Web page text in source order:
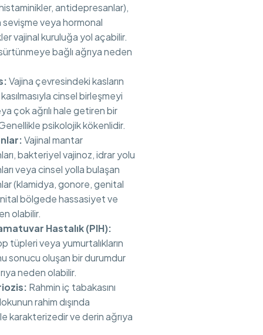
antidepresanlar),
veya hormonal
vajinal kuruluğa yol açabilir.
bağlı ağrıya neden
Vajina çevresindeki kasların
cinsel birleşmeyi
çok ağrılı hale getiren bir
psikolojik kökenlidir.
Vajinal mantar
bakteriyel vajinoz, idrar yolu
veya cinsel yolla bulaşan
(klamidya, gonore, genital
bölgede hassasiyet ve
olabilir.
Hastalık (PIH):
tüpleri veya yumurtalıkların
sonucu oluşan bir durumdur
neden olabilir.
Rahmin iç tabakasını
rahim dışında
karakterizedir ve derin ağrıya